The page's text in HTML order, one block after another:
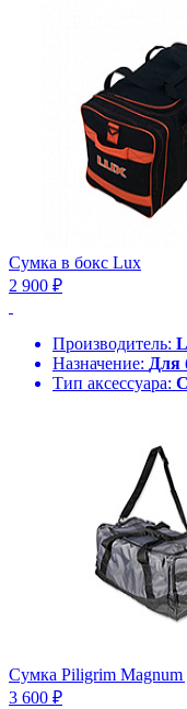
Сумка в бокс Lux
2 900 ₽
Производитель:
Назначение: Для
Тип аксессуара:
Сумка Piligrim Magnum
3 600 ₽